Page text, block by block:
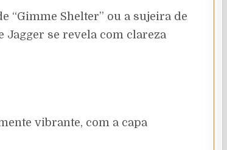
“Gimme Shelter” ou a sujeira de
Jagger se revela com clareza
vibrante, com a capa